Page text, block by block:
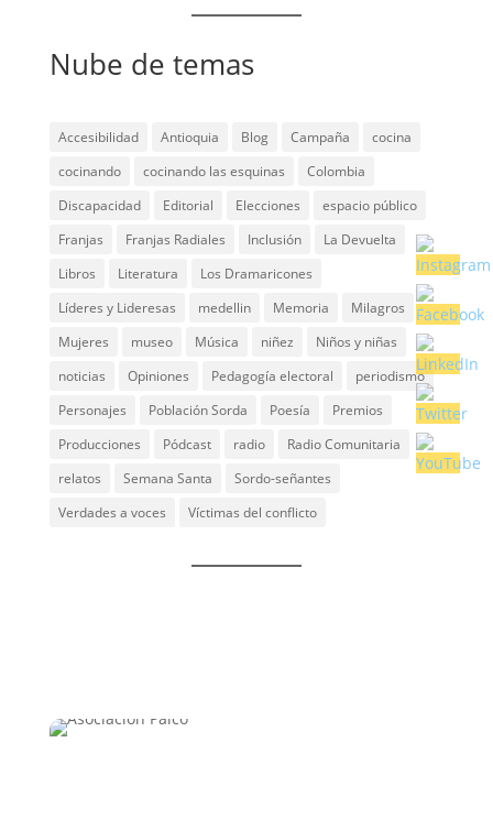
Nube de temas
Accesibilidad Antioquia Blog Campaña
cocina
cocinando
cocinando las esquinas
Colombia
Discapacidad
Editorial Elecciones
espacio público
Franjas
Franjas Radiales Inclusión
La Devuelta
Libros
Literatura
Los Dramaricones
Líderes y Lideresas
medellin Memoria
Milagros
Mujeres
museo Música niñez
Niños y niñas
noticias
Opiniones Pedagogía electoral
periodismo
Personajes
Población Sorda Poesía
Premios
Producciones
Pódcast radio
Radio Comunitaria
relatos
Semana Santa
Sordo-señantes
Verdades a voces
Víctimas del conflicto